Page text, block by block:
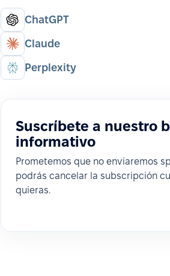
ChatGPT
Claude
Perplexity
Suscríbete a nuestro
informativo
Prometemos que no enviaremos
podrás cancelar la subscripción
quieras.